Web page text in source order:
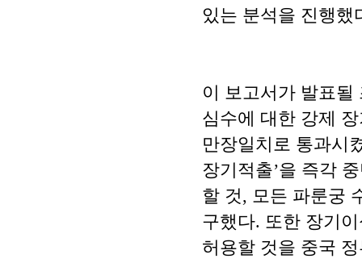
있는 분석을 진행했
이 보고서가 발표될
심수에 대한 강제
만장일치로 통과시
장기적출’을 즉각
할 것, 모든 파룬궁
구했다. 또한 장기
허용할 것을 중국